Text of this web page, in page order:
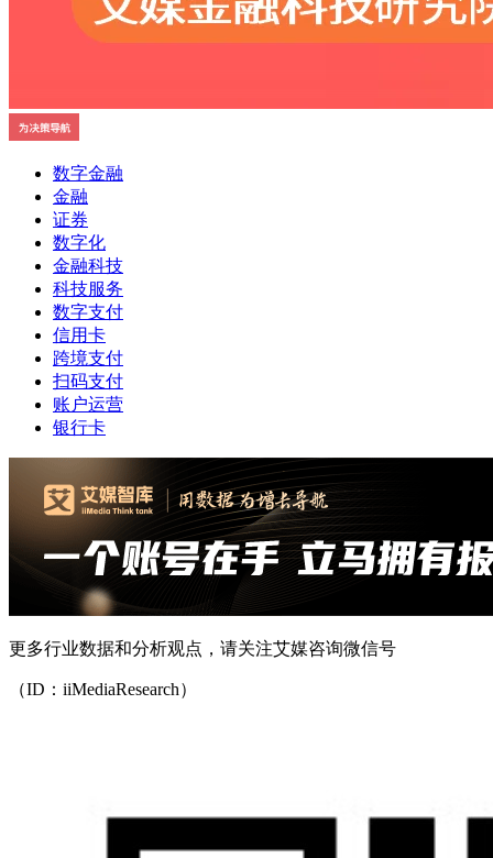
数字金融
金融
证券
数字化
金融科技
科技服务
数字支付
信用卡
跨境支付
扫码支付
账户运营
银行卡
更多行业数据和分析观点，请关注艾媒咨询微信号
（ID：iiMediaResearch）